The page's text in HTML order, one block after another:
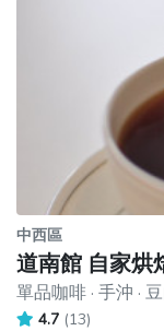
中西區
道南館 自家烘
單品咖啡 · 手沖 ·
4.7 (13)